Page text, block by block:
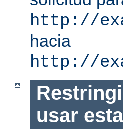
http://
hacia
http://
usar